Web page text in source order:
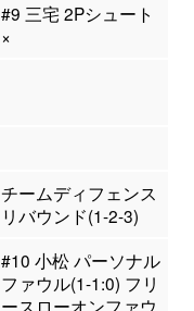
#9 三宅 2Pシュート
×
チームディフェンス
リバウンド(1-2-3)
#10 小松 パーソナル
ファウル(1-1:0) フリ
ースローオンファウ